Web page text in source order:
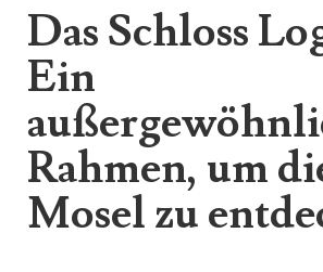
Alle Objekte
Das Schloss
Ein
Rahmen, um
Mosel zu